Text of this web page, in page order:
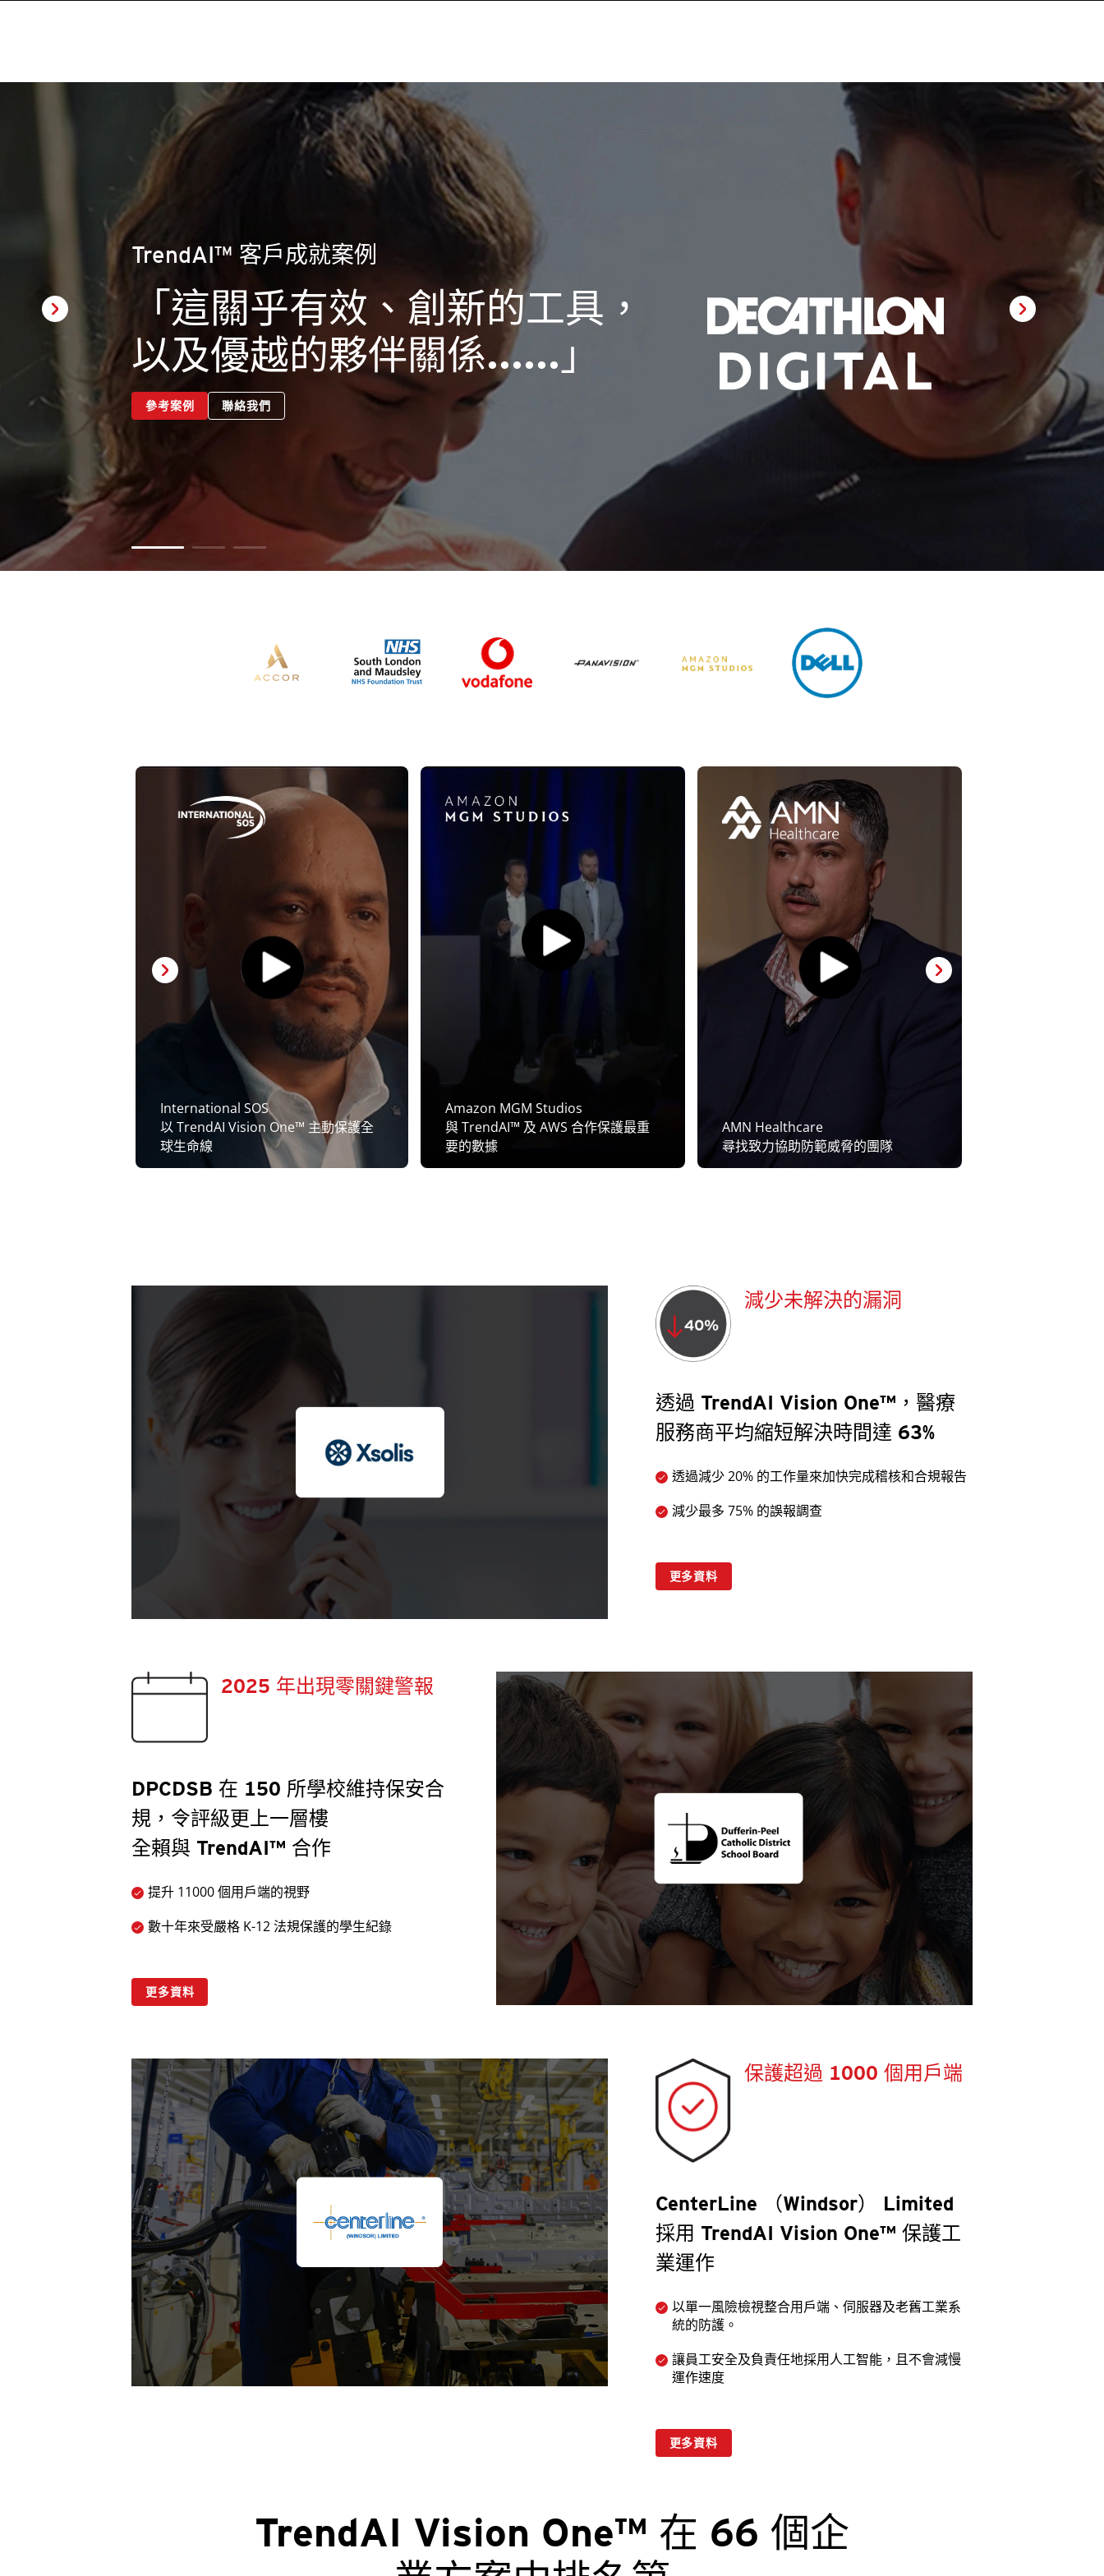
TrendAI™ 客戶成就案例
“我們與 TrendAI™ 合作，令
我們的業務得以安全地茁壯成
長......”
International SOS
以 TrendAI Vision One™ 主動保護全
球生命線
Amazon MGM Studios
與 TrendAI™ 及 AWS 合作保護最重
要的數據
AMN Healthcare
尋找致力協助防範威脅的團隊
減少未解決的漏洞
透過 TrendAI Vision One™，醫療
服務商平均縮短解決時間達 63%
透過減少 20% 的工作量來加快完成稽核和合規報告
減少最多 75% 的誤報調查
更多資料
2025 年出現零關鍵警報
DPCDSB 在 150 所學校維持保安合
規，令評級更上一層樓
全賴與 TrendAI™ 合作
提升 11000 個用戶端的視野
數十年來受嚴格 K-12 法規保護的學生紀錄
更多資料
保護超過 1000 個用戶端
CenterLine （Windsor） Limited
採用 TrendAI Vision One™ 保護工
業運作
以單一風險檢視整合用戶端、伺服器及老舊工業系
統的防護。
讓員工安全及負責任地採用人工智能，且不會減慢
運作速度
更多資料
TrendAI Vision One™ 在 66 個企